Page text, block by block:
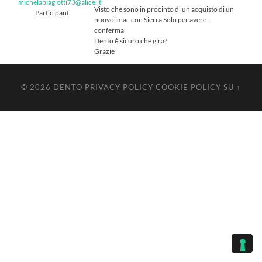
michelabiagiotti73@alice.it
Participant
Visto che sono in procinto di un acquisto di un
nuovo imac con Sierra Solo per avere
conferma
Dento ė sicuro che gira?
Grazie
© 2026 DENTO PRIVACY POLICY COOKIE POLICY SU ↑